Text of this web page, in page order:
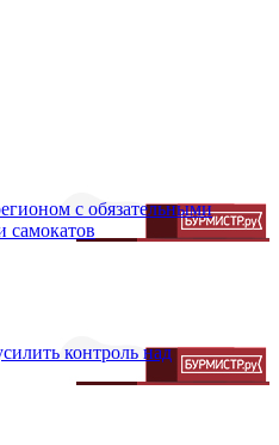
с обязательными
самокатов
контроль над